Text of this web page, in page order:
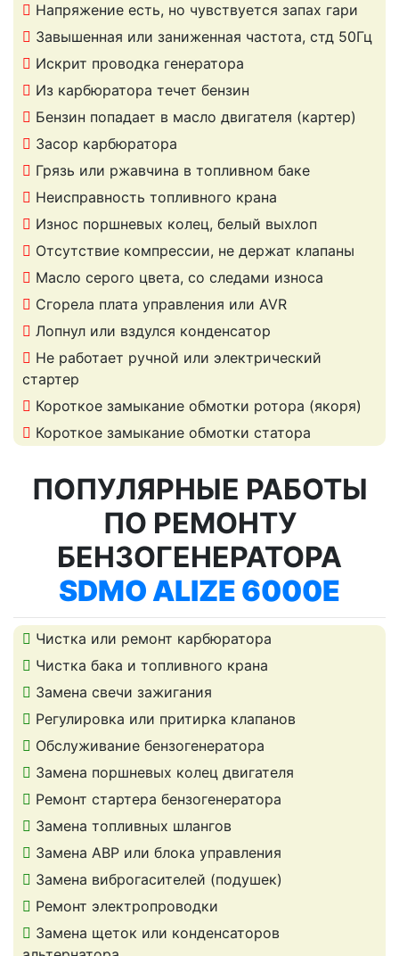
Напряжение есть, но чувствуется запах гари
Завышенная или заниженная частота, стд 50Гц
Искрит проводка генератора
Из карбюратора течет бензин
Бензин попадает в масло двигателя (картер)
Засор карбюратора
Грязь или ржавчина в топливном баке
Неисправность топливного крана
Износ поршневых колец, белый выхлоп
Отсутствие компрессии, не держат клапаны
Масло серого цвета, со следами износа
Сгорела плата управления или AVR
Лопнул или вздулся конденсатор
Не работает ручной или электрический
стартер
Короткое замыкание обмотки ротора (якоря)
Короткое замыкание обмотки статора
ПОПУЛЯРНЫЕ РАБОТЫ
ПО РЕМОНТУ
БЕНЗОГЕНЕРАТОРА
SDMO ALIZE 6000E
Чистка или ремонт карбюратора
Чистка бака и топливного крана
Замена свечи зажигания
Регулировка или притирка клапанов
Обслуживание бензогенератора
Замена поршневых колец двигателя
Ремонт стартера бензогенератора
Замена топливных шлангов
Замена АВР или блока управления
Замена виброгасителей (подушек)
Ремонт электропроводки
Замена щеток или конденсаторов